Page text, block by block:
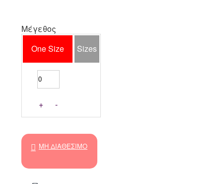
Μέγεθος
One Size
Sizes
+ -
ΜΗ ΔΙΑΘΈΣΙΜΟ